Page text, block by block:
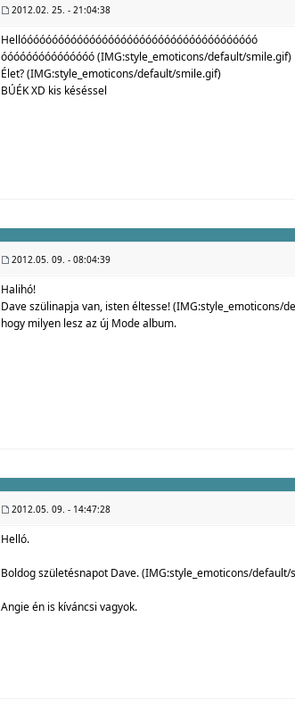
2012.02. 25. - 21:04:38
Hellóóóóóóóóóóóóóóóóóóóóóóóóóóóóóóóóóóóóóó
óóóóóóóóóóóóóóó (IMG:style_emoticons/default/smile.gif)
Élet? (IMG:style_emoticons/default/smile.gif)
BÚÉK XD kis késéssel
2012.05. 09. - 08:04:39
Halihó!
Dave szülinapja van, isten éltesse! (IMG:style_emoticons/
hogy milyen lesz az új Mode album.
2012.05. 09. - 14:47:28
Helló.
Boldog születésnapot Dave. (IMG:style_emoticons/default/
Angie én is kíváncsi vagyok.